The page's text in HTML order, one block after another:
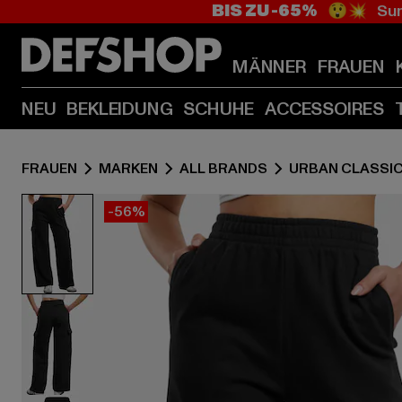
BIS ZU -65% 😲💥
MÄNNER FRAUEN
NEU BEKLEIDUNG SCHUHE ACCESSOIRES
FRAUEN MARKEN ALL BRANDS URBAN
-56%